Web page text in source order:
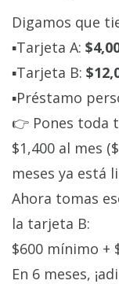
Digamos que
▪️Tarjeta A:
▪️Tarjeta B:
▪️Préstamo
👉 Pones toda
$1,400 al mes
meses ya está
Ahora tomas
la tarjeta B:
$600 mínimo +
En 6 meses,